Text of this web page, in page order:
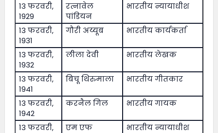
13 फरवरी,
1929
रत्नावेल
पांडियन
भारतीय न्यायाधीश
13 फरवरी,
1931
गौरी अय्यूब भारतीय कार्यकर्ता
13 फरवरी,
1932
लीला देवी भारतीय लेखक
13 फरवरी,
1941
बिचू थिरुमाला भारतीय गीतकार
13 फरवरी,
1942
करनैल गिल भारतीय गायक
13 फरवरी,
एम एफ
भारतीय न्यायाधीश